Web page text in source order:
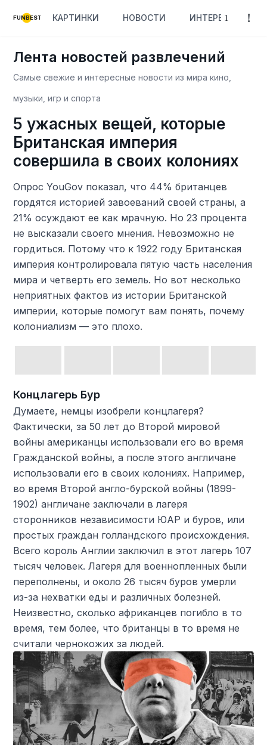
FUNBEST КАРТИНКИ НОВОСТИ ИНТЕРЕСНОЕ
Лента новостей развлечений
Самые свежие и интересные новости из мира кино,
музыки, игр и спорта
5 ужасных вещей, которые
Британская империя
совершила в своих колониях
Опрос YouGov показал, что 44% британцев
гордятся историей завоеваний своей страны, а
21% осуждают ее как мрачную. Но 23 процента
не высказали своего мнения. Невозможно не
гордиться. Потому что к 1922 году Британская
империя контролировала пятую часть населения
мира и четверть его земель. Но вот несколько
неприятных фактов из истории Британской
империи, которые помогут вам понять, почему
колониализм — это плохо.
Концлагерь Бур
Думаете, немцы изобрели концлагеря?
Фактически, за 50 лет до Второй мировой
войны американцы использовали его во время
Гражданской войны, а после этого англичане
использовали его в своих колониях. Например,
во время Второй англо-бурской войны (1899-
1902) англичане заключали в лагеря
сторонников независимости ЮАР и буров, или
простых граждан голландского происхождения.
Всего король Англии заключил в этот лагерь 107
тысяч человек. Лагеря для военнопленных были
переполнены, и около 26 тысяч буров умерли
из-за нехватки еды и различных болезней.
Неизвестно, сколько африканцев погибло в то
время, тем более, что британцы в то время не
считали чернокожих за людей.